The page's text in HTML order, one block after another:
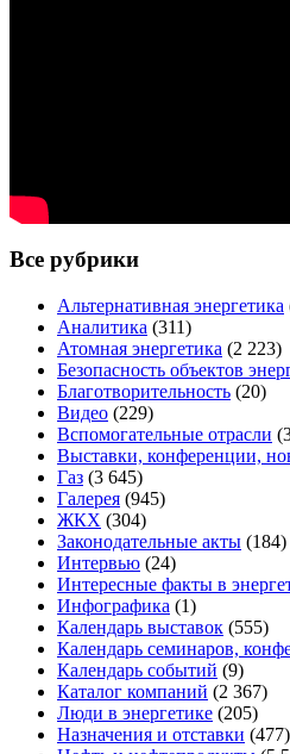
Все рубрики
Альтернативная энергетика
Аналитика (311)
Атомная энергетика (2 223)
Безопасность объектов
Благотворительность (20)
Видео (229)
Вспомогательные отрасли
Выставки, конференции,
Газ (3 645)
Галерея (945)
ЖКХ (304)
Законодательные акты (184)
Интервью (24)
Интересные факты в
Инфографика (1)
Календарь выставок (555)
Календарь семинаров,
Календарь событий (9)
Каталог компаний (2 367)
Люди в энергетике (205)
Назначения и отставки (477)